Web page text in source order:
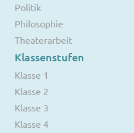
Politik
Philosophie
Theaterarbeit
Klassenstufen
Klasse 1
Klasse 2
Klasse 3
Klasse 4